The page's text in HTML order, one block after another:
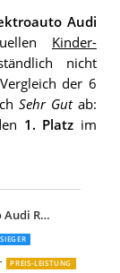
Audi
Kinder-
nicht
der 6
Sehr Gutab:
1. Platz im
Actionbikes Motors Kinder Elektroauto Audi R8 Spyder
SIEGER
PREIS-LEISTUNG